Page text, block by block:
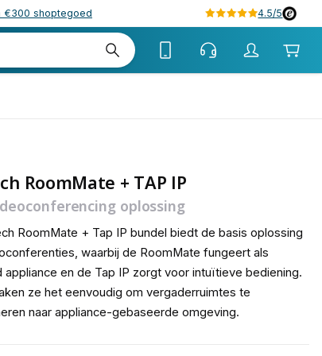
€300 shoptegoed 4.5/5
RoomMate + TAP IP
oplossing
RoomMate + Tap IP bundel biedt de basis oplossing
waarbij de RoomMate fungeert als
appliance en de Tap IP zorgt voor intuïtieve bediening.
ze het eenvoudig om vergaderruimtes te
naar appliance-gebaseerde omgeving.